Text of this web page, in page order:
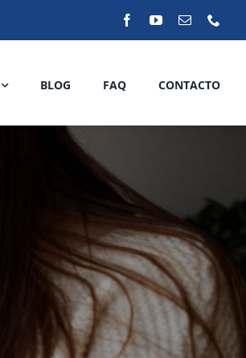
BLOG FAQ CONTACTO